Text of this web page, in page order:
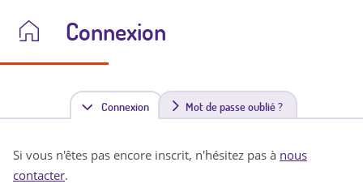
Connexion
Connexion(
n
Mot de passe oublié ?
Si vous n'êtes pas encore inscrit, n'hésitez pas à nous
contacter.